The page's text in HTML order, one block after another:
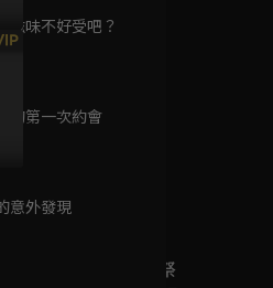
滋味不好受吧？
的第一次約會
意外發現
(中) 魔法動物學園
7/21-8/20，盛夏追劇祭